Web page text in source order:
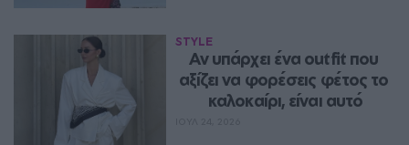
STYLE
Αν υπάρχει ένα outfit που
αξίζει να φορέσεις φέτος το
καλοκαίρι, είναι αυτό